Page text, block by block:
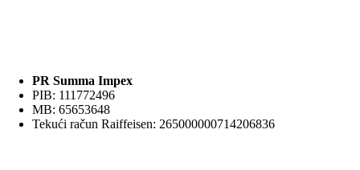
PR Summa Impex
PIB: 111772496
MB: 65653648
Tekući račun Raiffeisen: 265000000714206836